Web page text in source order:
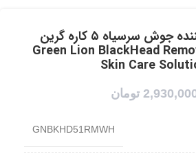
دستگاه پاک کننده جوش سرسیاه ۵ کاره گرین
Green Lion BlackHead
Skin Care
تومان
GNBKHD51RMWH